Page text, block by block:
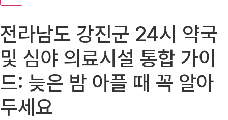
전라남도 강진군 24시 약국
및 심야 의료시설 통합 가이
드: 늦은 밤 아플 때 꼭 알아
두세요